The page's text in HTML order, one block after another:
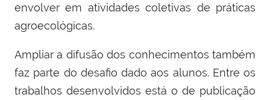
envolver em atividades coletivas de práticas
agroecológicas.
Ampliar a difusão dos conhecimentos também
faz parte do desafio dado aos alunos. Entre os
trabalhos desenvolvidos está o de publicação